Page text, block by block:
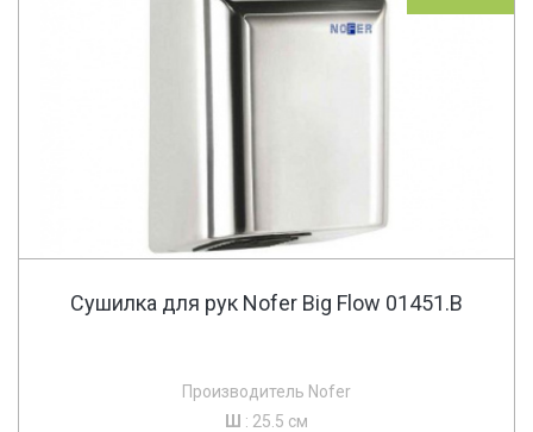
Сушилка для рук Nofer Big Flow 01451.B
Производитель Nofer
Ш : 25.5 см